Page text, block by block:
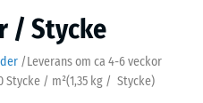
/ Stycke
/Leverans om ca 4-6 veckor
Stycke / m²(1,35 kg / Stycke)